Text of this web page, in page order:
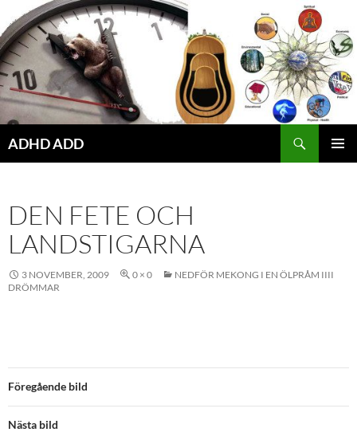
Hoppa
till
innehåll
ADHD ADD
DEN FETE OCH
LANDSTIGARNA
3 NOVEMBER, 2009 0 × 0
NEDFÖR MEKONG I EN ÖLPRÅM IIII
DRÖMMAR
Föregående bild
Nästa bild